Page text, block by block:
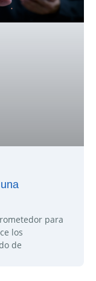
para
los
de